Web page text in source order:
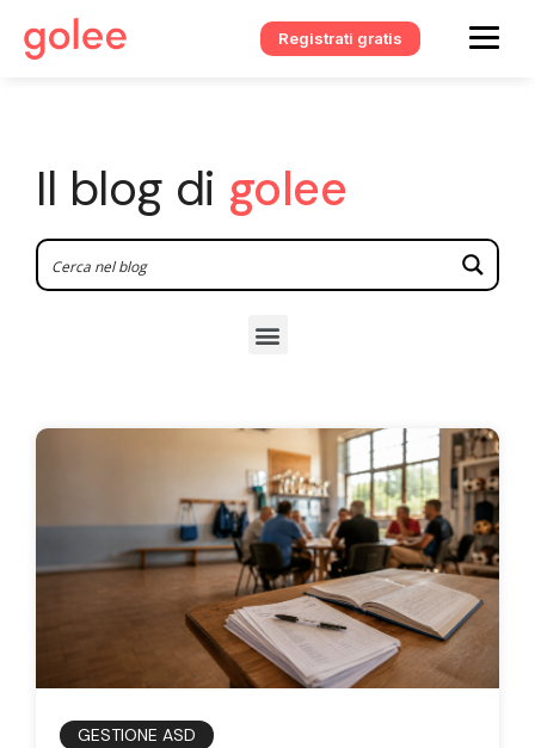
Registrati gratis
Il blog di golee
GESTIONE ASD